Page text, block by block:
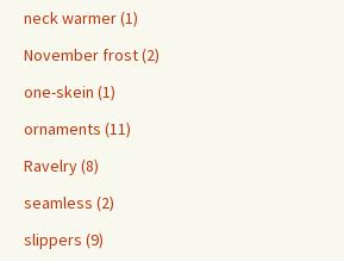
neck warmer (1)
November frost (2)
one-skein (1)
ornaments (11)
Ravelry (8)
seamless (2)
slippers (9)